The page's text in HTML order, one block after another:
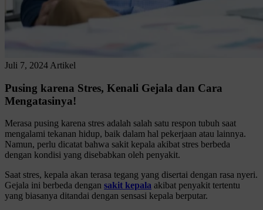
Juli 7, 2024 Artikel
Pusing karena Stres, Kenali Gejala dan Cara
Mengatasinya!
Merasa pusing karena stres adalah salah satu respon tubuh saat
mengalami tekanan hidup, baik dalam hal pekerjaan atau lainnya.
Namun, perlu dicatat bahwa sakit kepala akibat stres berbeda
dengan kondisi yang disebabkan oleh penyakit.
Saat stres, kepala akan terasa tegang yang disertai dengan rasa nyeri.
Gejala ini berbeda dengan sakit kepala akibat penyakit tertentu
yang biasanya ditandai dengan sensasi kepala berputar.